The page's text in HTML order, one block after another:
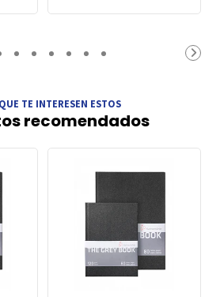
TE INTERESEN ESTOS
recomendados